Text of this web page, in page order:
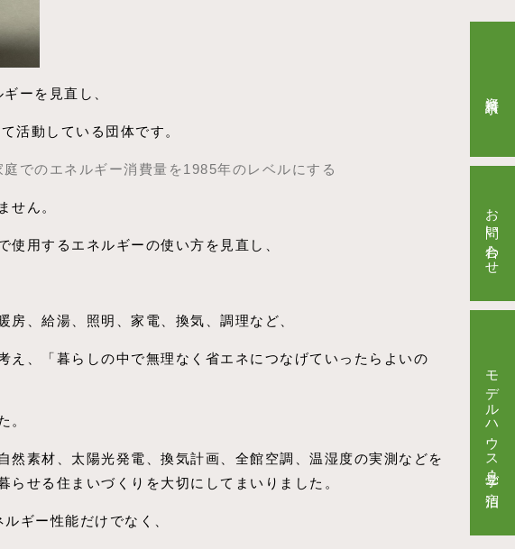
ーを見直し、
活動している団体です。
庭でのエネルギー消費量を1985年のレベルにする
せん。
用するエネルギーの使い方を見直し、
、給湯、照明、家電、換気、調理など、
え、「暮らしの中で無理なく省エネにつなげていったらよいの
。
素材、太陽光発電、換気計画、全館空調、温湿度の実測などを
せる住まいづくりを大切にしてまいりました。
ギー性能だけでなく、
お問い合わせ
モデルハウス見学・ご宿泊